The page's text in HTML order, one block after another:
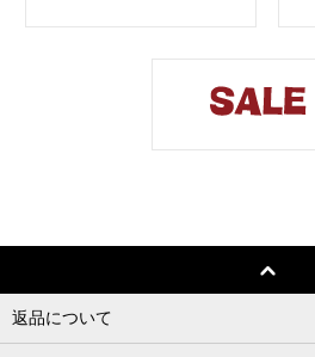
返品について